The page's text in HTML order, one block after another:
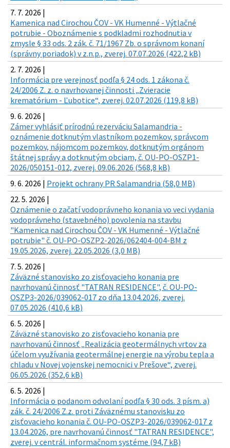
7. 7. 2026 |
Kamenica nad Cirochou ČOV - VK Humenné - Výtlačné
potrubie - Oboznámenie s podkladmi rozhodnutia v
zmysle § 33 ods. 2 zák. č. 71/1967 Zb. o správnom konaní
(správny poriadok) v z.n.p., zverej. 07.07.2026 (422,2 kB)
2. 7. 2026 |
Informácia pre verejnosť podľa § 24 ods. 1 zákona č.
24/2006 Z. z. o navrhovanej činnosti „Zvieracie
krematórium - Ľubotice“, zverej. 02.07.2026 (119,8 kB)
9. 6. 2026 |
Zámer vyhlásiť prírodnú rezerváciu Salamandria -
oznámenie dotknutým vlastníkom pozemkov, správcom
pozemkov, nájomcom pozemkov, dotknutým orgánom
štátnej správy a dotknutým obciam, č. OU-PO-OSZP1-
2026/050151-012, zverej. 09.06.2026 (568,8 kB)
9. 6. 2026 | Projekt ochrany PR Salamandria (58,0 MB)
22. 5. 2026 |
Oznámenie o začatí vodoprávneho konania vo veci vydania
vodoprávneho (stavebného) povolenia na stavbu
"Kamenica nad Cirochou ČOV - VK Humenné - Výtlačné
potrubie" č. OU-PO-OSZP2-2026/062404-004-BM z
19.05.2026, zverej. 22.05.2026 (3,0 MB)
7. 5. 2026 |
Záväzné stanovisko zo zisťovacieho konania pre
navrhovanú činnosť "TATRAN RESIDENCE", č. OU-PO-
OSZP3-2026/039062-017 zo dňa 13.04.2026, zverej.
07.05.2026 (410,6 kB)
6. 5. 2026 |
Záväzné stanovisko zo zisťovacieho konania pre
navrhovanú činnosť „Realizácia geotermálnych vrtov za
účelom využívania geotermálnej energie na výrobu tepla a
chladu v Novej vojenskej nemocnici v Prešove“, zverej.
06.05.2026 (352,6 kB)
6. 5. 2026 |
Informácia o podanom odvolaní podľa § 30 ods. 3 písm. a)
zák. č. 24/2006 Z.z. proti Záväznému stanovisku zo
zisťovacieho konania č. OU-PO-OSZP3-2026/039062-017 z
13.04.2026, pre navrhovanú činnosť "TATRAN RESIDENCE",
zverej. v centrál. informačnom systéme (94,7 kB)